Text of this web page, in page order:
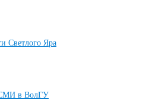
Светлого Яра
в ВолГУ